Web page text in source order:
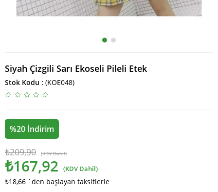
Siyah Çizgili Sarı Ekoseli Pileli Etek
Stok Kodu (KOE048)
%20 İndirim
₺209,90 (KDV Dahil)
₺167,92 (KDV Dahil)
₺18,66 `den başlayan taksitlerle